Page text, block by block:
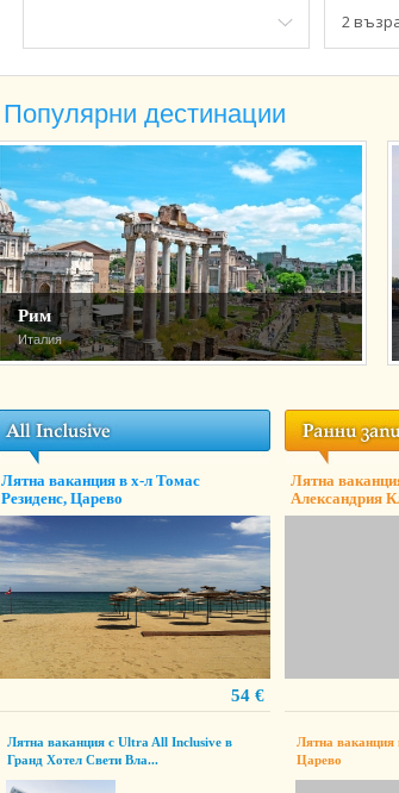
2
Популярни дестинации
Рим
Италия
Лятна ваканция в х-л Томас
Резиденс, Царево
54 €
Лятна ваканция с Ultra All Inclusive в
Гранд Хотел Свети Вла...
Лятна
Александрия
Лятна ваканция
Царево